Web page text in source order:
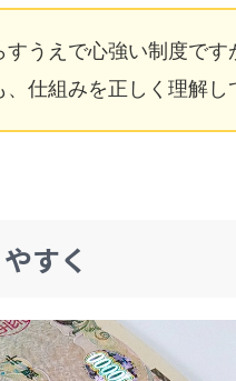
うえで心強い制度で
仕組みを正しく理解し
すく